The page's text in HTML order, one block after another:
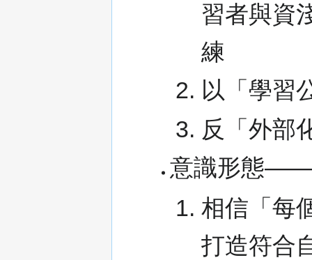
習者與資
練
以「學習
反「外部
意識形態——
相信「每
打造符合